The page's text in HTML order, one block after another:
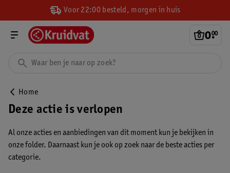
Voor 22:00 besteld, morgen in huis
0.
00
Home
Deze actie is verlopen
Al onze acties en aanbiedingen van dit moment kun je bekijken in
onze folder. Daarnaast kun je ook op zoek naar de beste acties per
categorie.